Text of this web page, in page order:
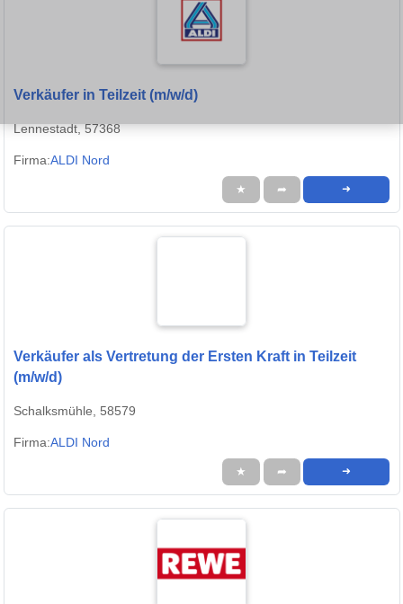
Verkäufer in Teilzeit (m/w/d)
Lennestadt, 57368
Firma:ALDI Nord
★ ➦ ➜
Verkäufer als Vertretung der Ersten Kraft in Teilzeit
(m/w/d)
Schalksmühle, 58579
Firma:ALDI Nord
★ ➦ ➜